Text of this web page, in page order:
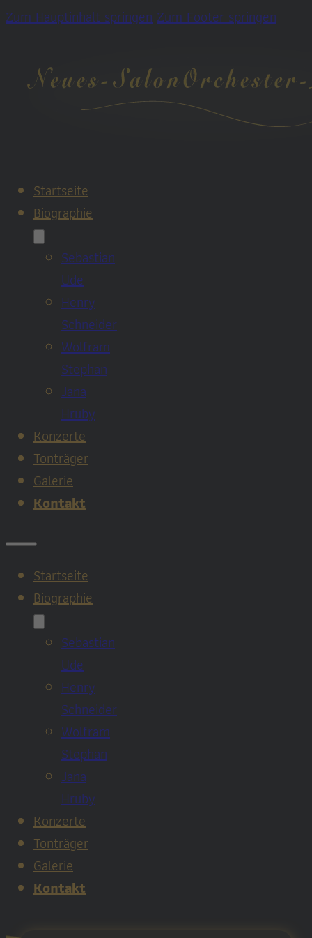
Zum Hauptinhalt springenZum Footer springen
Startseite
Biographie
Sebastian
Ude
Henry
Schneider
Wolfram
Stephan
Jana
Hruby
Konzerte
Tonträger
Galerie
Kontakt
Startseite
Biographie
Sebastian
Ude
Henry
Schneider
Wolfram
Stephan
Jana
Hruby
Konzerte
Tonträger
Galerie
Kontakt